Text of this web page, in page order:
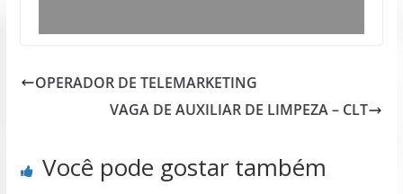
OPERADOR DE TELEMARKETING
VAGA DE AUXILIAR DE LIMPEZA – CLT
Você pode gostar também